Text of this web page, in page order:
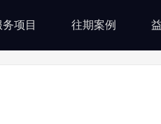
务项目 往期案例